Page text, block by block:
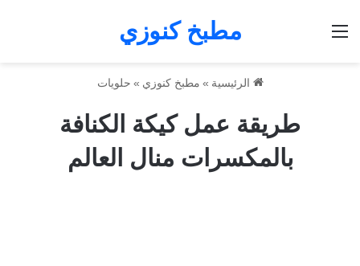
مطبخ كنوزي
الرئيسية » مطبخ كنوزي » حلويات
طريقة عمل كيكة الكنافة
بالمكسرات منال العالم